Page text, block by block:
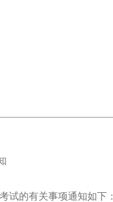
试的有关事项通知如下：